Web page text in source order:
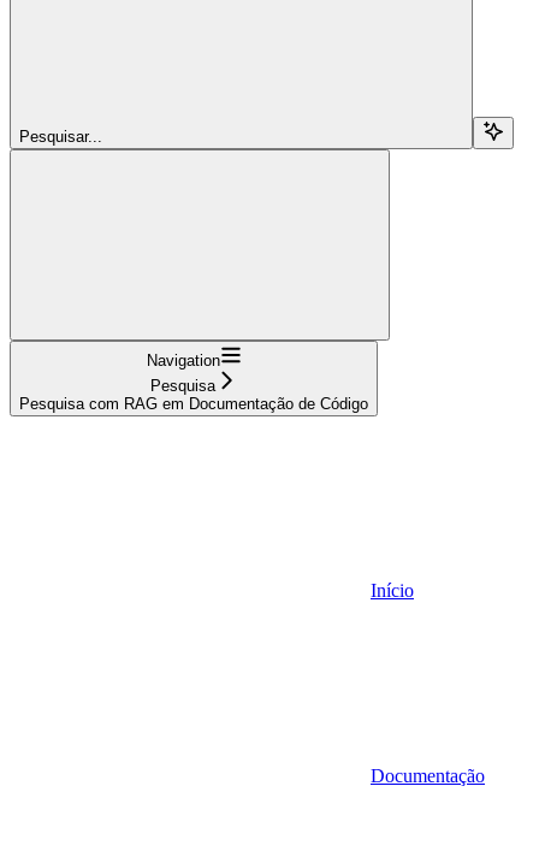
Pesquisar...
Navigation
Pesquisa
Pesquisa com RAG em Documentação de Código
Início
Documentação